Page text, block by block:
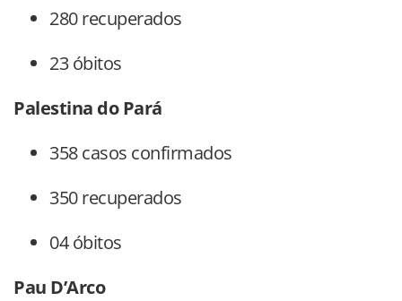
280 recuperados
23 óbitos
Palestina do Pará
358 casos confirmados
350 recuperados
04 óbitos
Pau D’Arco